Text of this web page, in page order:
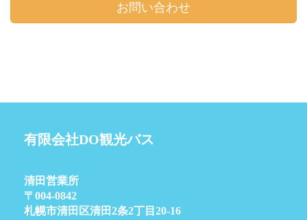
お問い合わせ
有限会社DO観光バス
清田営業所
〒004-0842
札幌市清田区清田2条2丁目20-16